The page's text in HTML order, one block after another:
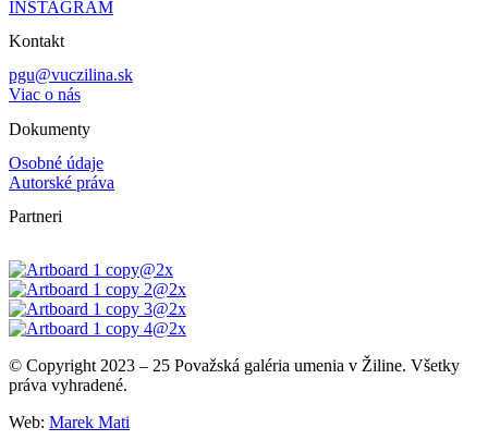
INSTAGRAM
Kontakt
pgu@vuczilina.sk
Viac o nás
Dokumenty
Osobné údaje
Autorské práva
Partneri
© Copyright 2023 – 25 Považská galéria umenia v Žiline. Všetky
práva vyhradené.
Web: Marek Mati